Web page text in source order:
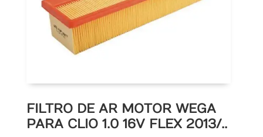
FILTRO DE AR MOTOR WEGA
PARA CLIO 1.0 16V FLEX 2013/..